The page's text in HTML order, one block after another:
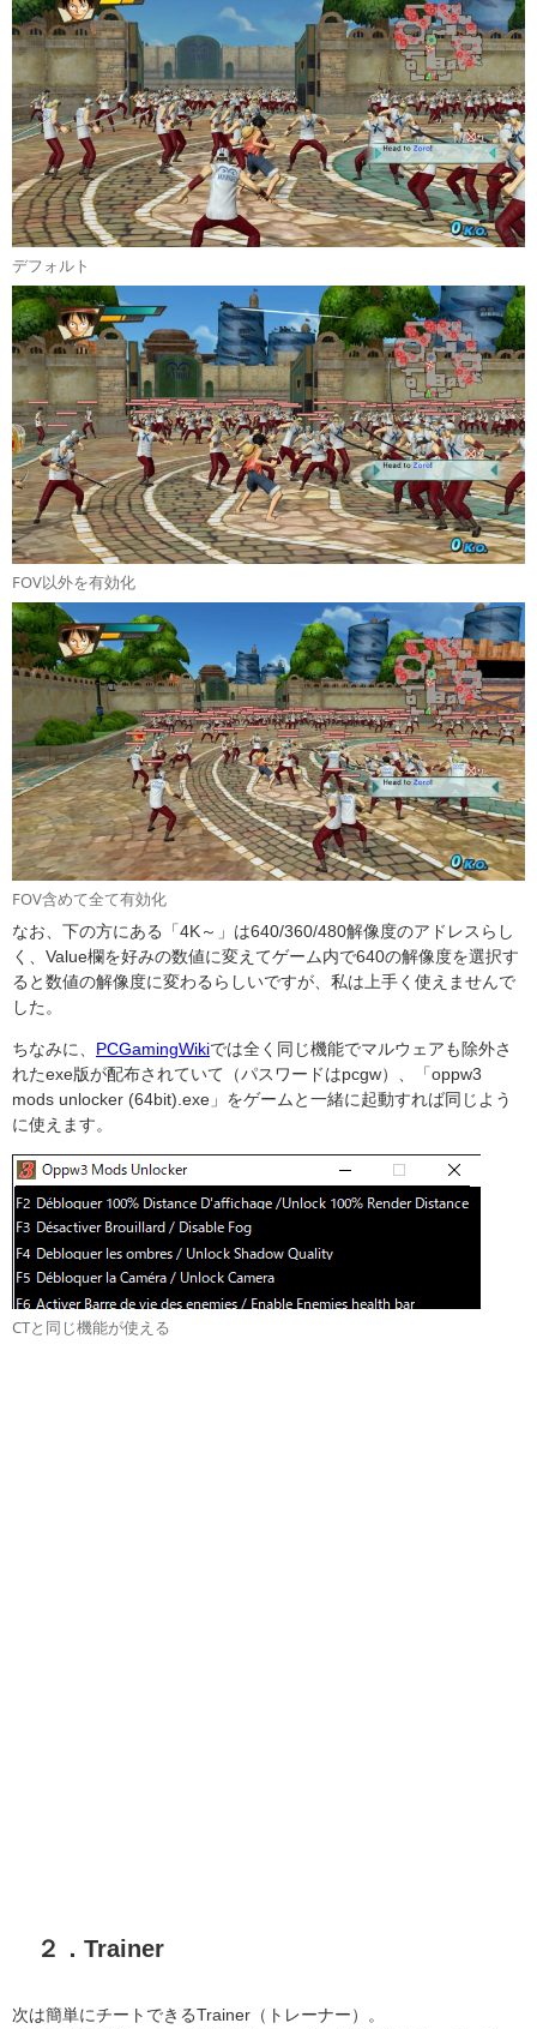
デフォルト
FOV以外を有効化
FOV含めて全て有効化
なお、下の方にある「4K～」は640/360/480解像度のアドレスらし
く、Value欄を好みの数値に変えてゲーム内で640の解像度を選択す
ると数値の解像度に変わるらしいですが、私は上手く使えませんで
した。
ちなみに、 PCGamingWikiでは全く同じ機能でマルウェアも除外さ
れたexe版が配布されていて（パスワードはpcgw）、「oppw3
mods unlocker (64bit).exe」をゲームと一緒に起動すれば同じよう
に使えます。
CTと同じ機能が使える
２．Trainer
次は簡単にチートできるTrainer（トレーナー）。